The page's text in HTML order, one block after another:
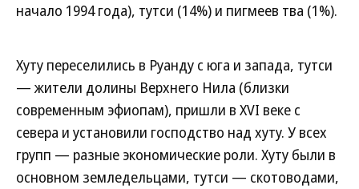
начало 1994 года), тутси (14%) и пигмеев тва (1%).
Хуту переселились в Руанду с юга и запада, тутси
— жители долины Верхнего Нила (близки
современным эфиопам), пришли в XVI веке с
севера и установили господство над хуту. У всех
групп — разные экономические роли. Хуту были в
основном земледельцами, тутси — скотоводами,